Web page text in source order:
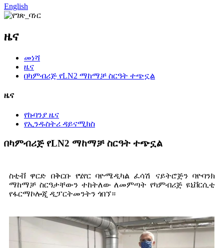
English
ዜና
መነሻ
ዜና
በካምብሪጅ የLN2 ማከማቻ ስርዓት ተጭኗል
ዜና
የኩባንያ ዜና
የኢንዱስትሪ ዳይናሚክስ
በካምብሪጅ የLN2 ማከማቻ ስርዓት ተጭኗል
ስቲቭ ዋርድ በቅርቡ የሄየር ባዮሜዲካል ፈሳሽ ናይትሮጅን ባዮባንክ
ማከማቻ ስርዓታቸውን ተከትለው ለመምጣት የካምብሪጅ ዩኒቨርሲቲ
የፋርማኮሎጂ ዲፓርትመንትን ጎበኘ።